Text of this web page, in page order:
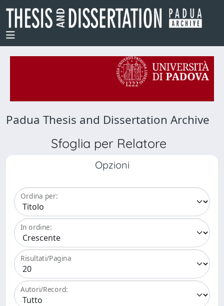
Padua Thesis and Dissertation Archive
Sfoglia per Relatore
Opzioni
Ordina per:
In ordine:
Risultati/Pagina
Autori/Record: